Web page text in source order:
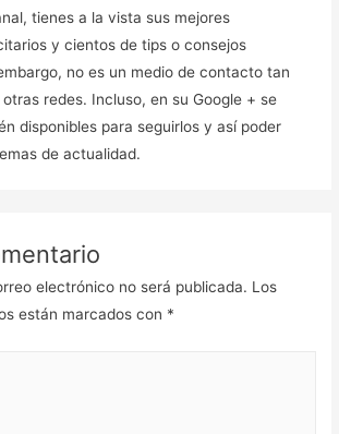
tienes a la vista sus mejores
y cientos de tips o consejos
no es un medio de contacto tan
redes. Incluso, en su Google + se
disponibles para seguirlos y así poder
de actualidad.
electrónico no será publicada. Los
están marcados con *